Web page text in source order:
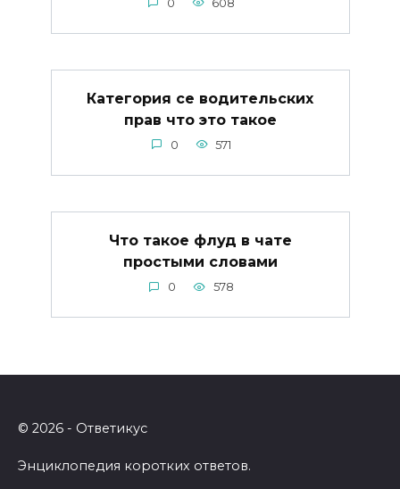
0 608
Категория се водительских
прав что это такое
0 571
Что такое флуд в чате
простыми словами
0 578
© 2026 - Ответикус
Энциклопедия коротких ответов.